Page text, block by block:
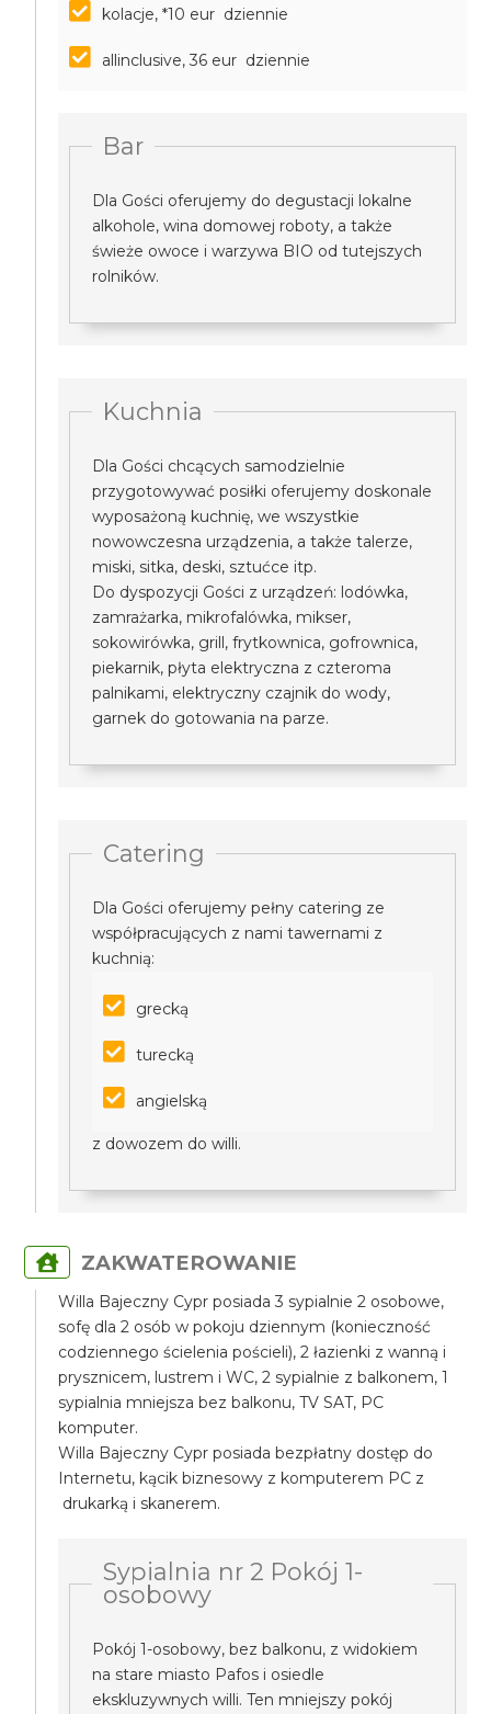
kolacje, *10 eur dziennie
allinclusive, 36 eur dziennie
Bar
Dla Gości oferujemy do degustacji lokalne
alkohole, wina domowej roboty, a także
świeże owoce i warzywa BIO od tutejszych
rolników.
Kuchnia
Dla Gości chcących samodzielnie
przygotowywać posiłki oferujemy doskonale
wyposażoną kuchnię, we wszystkie
nowowczesna urządzenia, a także talerze,
miski, sitka, deski, sztućce itp.
Do dyspozycji Gości z urządzeń: lodówka,
zamrażarka, mikrofalówka, mikser,
sokowirówka, grill, frytkownica, gofrownica,
piekarnik, płyta elektryczna z czteroma
palnikami, elektryczny czajnik do wody,
garnek do gotowania na parze.
Catering
Dla Gości oferujemy pełny catering ze
współpracujących z nami tawernami z
kuchnią:
grecką
turecką
angielską
z dowozem do willi.
ZAKWATEROWANIE
Willa Bajeczny Cypr posiada 3 sypialnie 2 osobowe,
sofę dla 2 osób w pokoju dziennym (konieczność
codziennego ścielenia pościeli), 2 łazienki z wanną i
prysznicem, lustrem i WC, 2 sypialnie z balkonem, 1
sypialnia mniejsza bez balkonu, TV SAT, PC
komputer.
Willa Bajeczny Cypr posiada bezpłatny dostęp do
Internetu, kącik biznesowy z komputerem PC z
drukarką i skanerem.
Sypialnia nr 2 Pokój 1-
osobowy
Pokój 1-osobowy, bez balkonu, z widokiem
na stare miasto Pafos i osiedle
ekskluzywnych willi. Ten mniejszy pokój